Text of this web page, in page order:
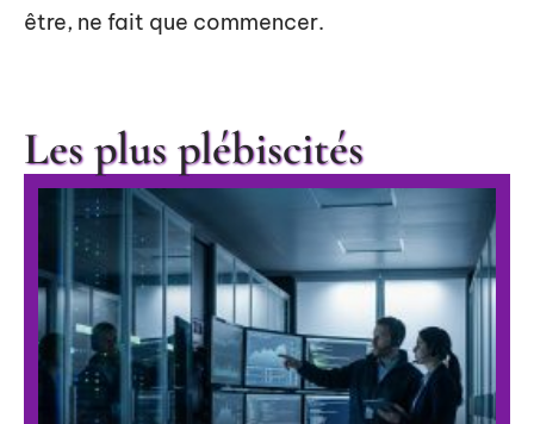
être, ne fait que commencer.
Les plus plébiscités